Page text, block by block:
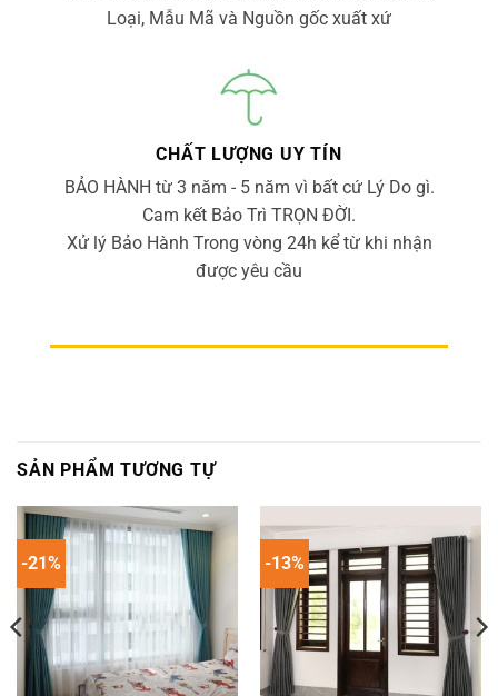
Loại, Mẫu Mã và Nguồn gốc xuất xứ
CHẤT LƯỢNG UY TÍN
BẢO HÀNH từ 3 năm - 5 năm vì bất cứ Lý Do gì.
Cam kết Bảo Trì TRỌN ĐỜI.
Xử lý Bảo Hành Trong vòng 24h kể từ khi nhận
được yêu cầu
SẢN PHẨM TƯƠNG TỰ
-21% -13%